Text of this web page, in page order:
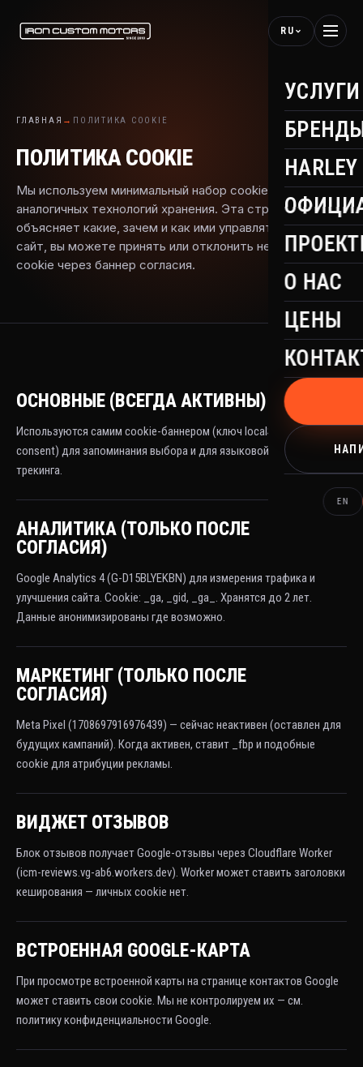
RU
УСЛУГИ
О НАС
ЦЕНЫ
EN
ГЛАВНАЯ → ПОЛИТИКА COOKIE
ПОЛИТИКА COOKIE
Мы используем минимальный набор cookie и
аналогичных технологий хранения. Эта страница
объясняет какие, зачем и как ими управлять. Используя
сайт, вы можете принять или отклонить неосновные
cookie через баннер согласия.
ОСНОВНЫЕ (ВСЕГДА АКТИВНЫ)
Используются самим cookie-баннером (ключ localStorage icm-
consent) для запоминания выбора и для языковой настройки. Без
трекинга.
АНАЛИТИКА (ТОЛЬКО ПОСЛЕ
СОГЛАСИЯ)
Google Analytics 4 (G-D15BLYEKBN) для измерения трафика и
улучшения сайта. Cookie: _ga, _gid, _ga_ . Хранятся до 2 лет.
Данные анонимизированы где возможно.
МАРКЕТИНГ (ТОЛЬКО ПОСЛЕ
СОГЛАСИЯ)
Meta Pixel (1708697916976439) — сейчас неактивен (оставлен для
будущих кампаний). Когда активен, ставит _fbp и подобные
cookie для атрибуции рекламы.
ВИДЖЕТ ОТЗЫВОВ
Блок отзывов получает Google-отзывы через Cloudflare Worker
(icm-reviews.vg-ab6.workers.dev). Worker может ставить заголовки
кеширования — личных cookie нет.
ВСТРОЕННАЯ GOOGLE-КАРТА
При просмотре встроенной карты на странице контактов Google
может ставить свои cookie. Мы не контролируем их — см.
политику конфиденциальности Google.